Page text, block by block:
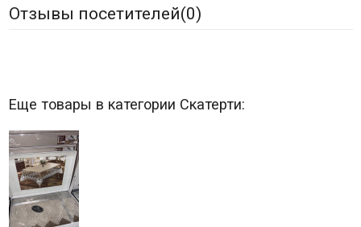
Отзывы посетителей(0)
Еще товары в категории Скатерти: